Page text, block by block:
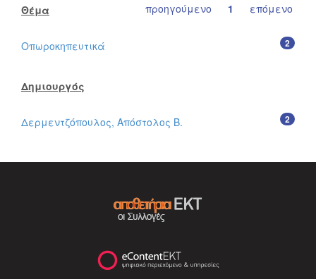
προηγούμενο 1 επόμενο
Θέμα
2
Οπωροκηπευτικά
Δημιουργός
2
Δερμεντζόπουλος, Απόστολος Β.